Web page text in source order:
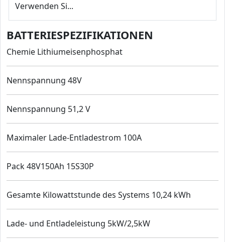
Verwenden Si...
BATTERIESPEZIFIKATIONEN
Chemie Lithiumeisenphosphat
Nennspannung 48V
Nennspannung 51,2 V
Maximaler Lade-Entladestrom 100A
Pack 48V150Ah 15S30P
Gesamte Kilowattstunde des Systems 10,24 kWh
Lade- und Entladeleistung 5kW/2,5kW